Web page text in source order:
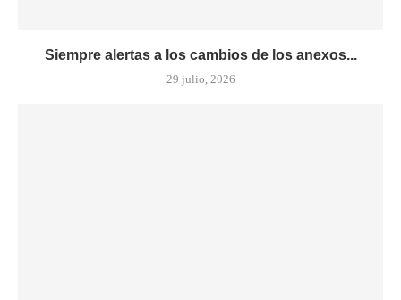
Siempre alertas a los cambios de los anexos...
29 julio, 2026